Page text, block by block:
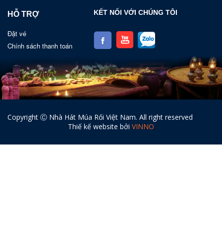
HỖ TRỢ
Đặt vé
Chính sách thanh toán
KẾT NỐI VỚI CHÚNG TÔI
Copyright Ⓒ Nhà Hát Múa Rối Việt Nam. All right reserved
Thiế kế website bởi VINNO